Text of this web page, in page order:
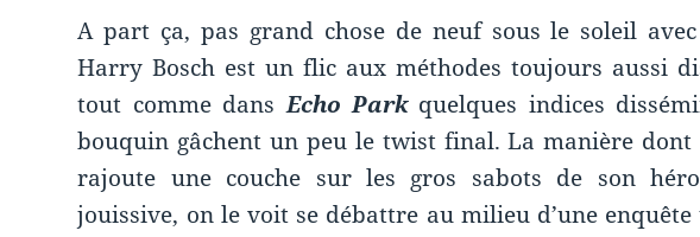
A part ça, pas grand chose de neuf sous le soleil
Harry Bosch est un flic aux méthodes toujours aussi
tout comme dansEcho Parkquelques indices
bouquin gâchent un peu le twist final. La manière dont
rajoute une couche sur les gros sabots de son
jouissive, on le voit se débattre au milieu d’une